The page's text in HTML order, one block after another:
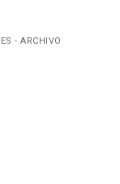
- ARCHIVO